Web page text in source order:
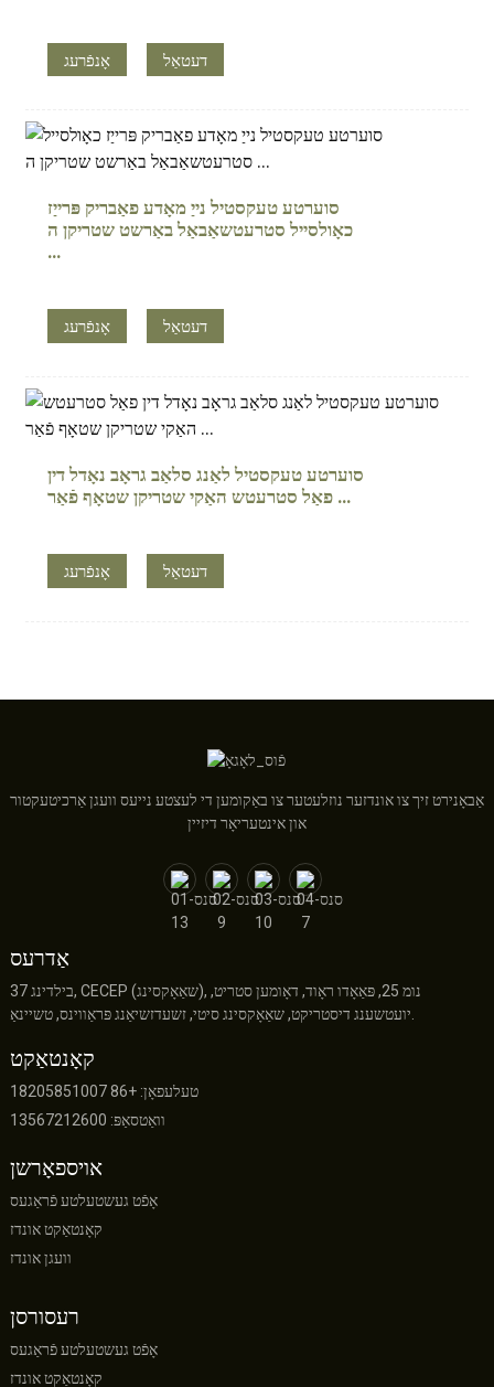
אָנפֿרעג דעטאַל
סוערטע טעקסטיל נייַ מאָדע פאַבריק פּרייַז
כאָולסייל סטרעטשאַבאַל באַרשט שטריקן ה
...
אָנפֿרעג דעטאַל
סוערטע טעקסטיל לאַנג סלאַב גראָב נאָדל דין
פאַל סטרעטש האַקי שטריקן שטאָף פֿאַר ...
אָנפֿרעג דעטאַל
אַבאָנירט זיך צו אונדזער נוזלעטער צו באַקומען די לעצטע נייעס וועגן אַרכיטעקטור
און אינטעריאָר דיזיין
אַדרעס
בילדינג 37, CECEP (שאַאָקסינג), נומ 25, פּאַאָדו ראָוד, דאָומען סטריט,
יועטשענג דיסטריקט, שאַאָקסינג סיטי, זשעדזשיאַנג פּראַווינס, טשיינאַ.
קאָנטאַקט
טעלעפאָן: +86 18205851007
וואַטסאַפּ: 13567212600
אויספאָרשן
אָפֿט געשטעלטע פֿראַגעס
קאָנטאַקט אונדז
וועגן אונדז
רעסורסן
אָפֿט געשטעלטע פֿראַגעס
קאָנטאַקט אונדז